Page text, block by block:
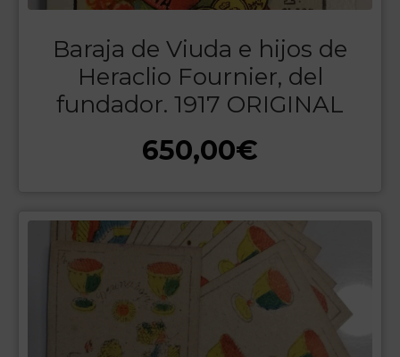
Baraja de Viuda e hijos de
Heraclio Fournier, del
fundador. 1917 ORIGINAL
650,00€